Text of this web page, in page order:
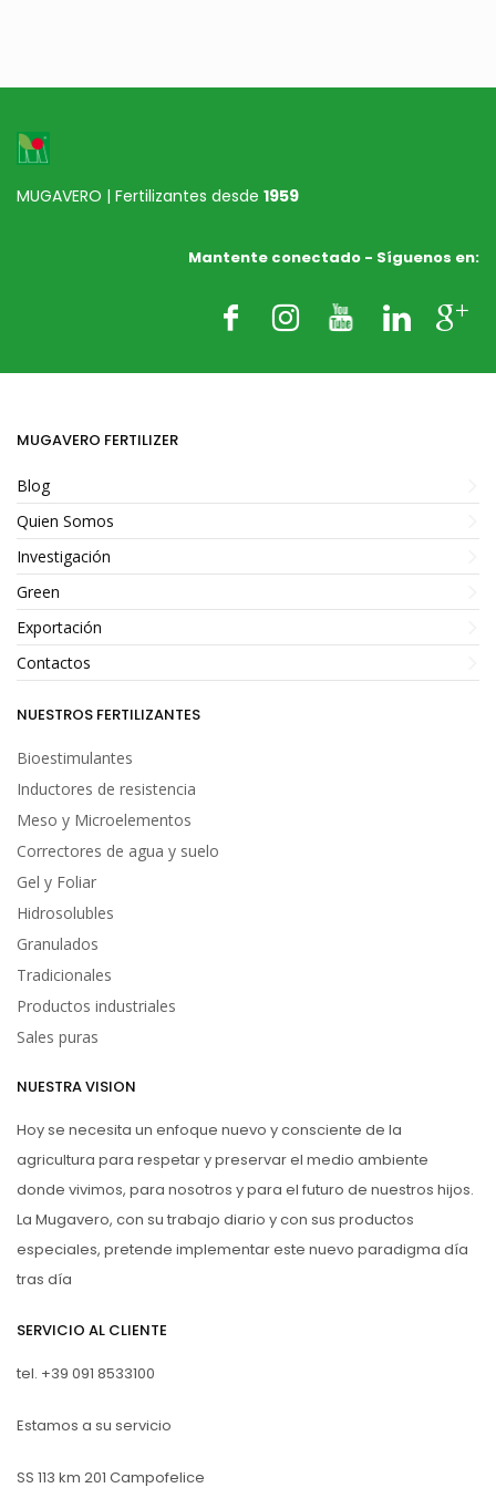
T
sostenible
L enta Liberación
600 kg
TecnologíaEco-
25 kg
T
ecnología eco-
sostenible
Aplicación mecánica
enta Liberación
600 kg
MUGAVERO | Fertilizantes desde 1959
Mantente conectado - Síguenos en:
MUGAVERO FERTILIZER
Blog
Quien Somos
Investigación
Green
Exportación
Contactos
NUESTROS FERTILIZANTES
Bioestimulantes
Inductores de resistencia
Meso y Microelementos
Correctores de agua y suelo
Gel y Foliar
Hidrosolubles
Granulados
Tradicionales
Productos industriales
Sales puras
NUESTRA VISION
Hoy se necesita un enfoque nuevo y consciente de la
agricultura para respetar y preservar el medio ambiente
donde vivimos, para nosotros y para el futuro de nuestros hijos.
La Mugavero, con su trabajo diario y con sus productos
especiales, pretende implementar este nuevo paradigma día
tras día
SERVICIO AL CLIENTE
tel. +39 091 8533100
Estamos a su servicio
SS 113 km 201 Campofelice